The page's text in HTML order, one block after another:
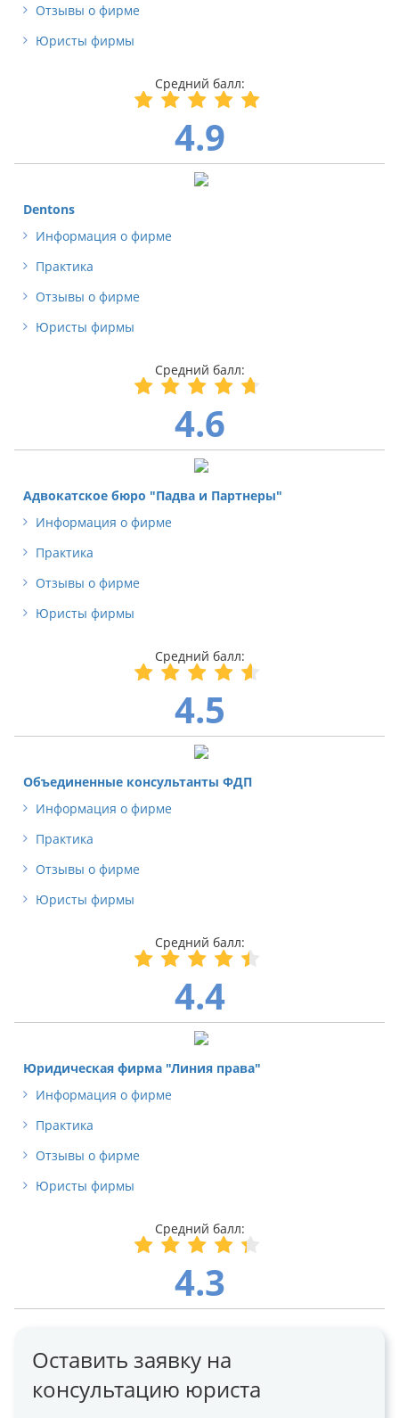
Отзывы о фирме
Юристы фирмы
4.9
Dentons
Информация о фирме
Практика
Отзывы о фирме
Юристы фирмы
4.6
Адвокатское бюро "Падва и Партнеры"
Информация о фирме
Практика
Отзывы о фирме
Юристы фирмы
4.5
Объединенные консультанты ФДП
Информация о фирме
Практика
Отзывы о фирме
Юристы фирмы
4.4
Юридическая фирма "Линия права"
Информация о фирме
Практика
Отзывы о фирме
Юристы фирмы
4.3
Оставить заявку на
консультацию юриста